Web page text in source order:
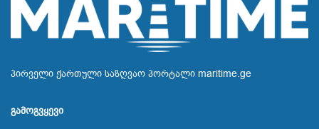
პირველი ქართული საზღვაო პორტალი maritime.ge
გამოგვყევი